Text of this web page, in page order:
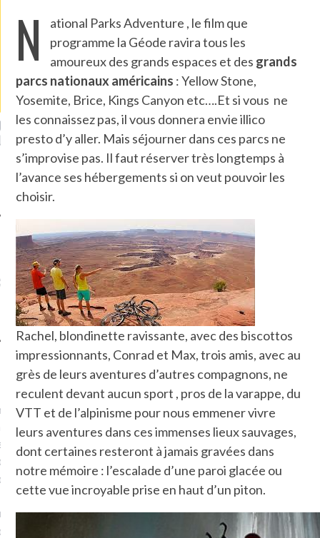
ATTACHÉS À LA
DE L’AMBASSADE
À PARIS. POURQUOI
? POUR QUI ?
UN GRONDIN FOURRÉ AUX
CHAMPIGNONS ET AUX
LARDONS DANS LA HALLE
DE DAX. ET POURQUOI PAS
?
MES DERNIERS
SUR FACEBOOK
QUI MARCHE
journaliste à France
toujours aimé marcher.
conquis mais en
Je ne suis pas une
je le garde pour ce
je sens, j’entends, je
N
ational Parks Adventure , le film que
programme la Géode ravira tous les
amoureux des grands espaces et des grands
parcs nationaux américains : Yellow Stone,
Yosemite, Brice, Kings Canyon etc….Et si vous ne
les connaissez pas, il vous donnera envie illico
presto d’y aller. Mais séjourner dans ces parcs ne
s’improvise pas. Il faut réserver très longtemps à
l’avance ses hébergements si on veut pouvoir les
choisir.
Rachel, blondinette ravissante, avec des biscottos
impressionnants, Conrad et Max, trois amis, avec au
grès de leurs aventures d’autres compagnons, ne
reculent devant aucun sport , pros de la varappe, du
VTT et de l’alpinisme pour nous emmener vivre
leurs aventures dans ces immenses lieux sauvages,
dont certaines resteront à jamais gravées dans
notre mémoire : l’escalade d’une paroi glacée ou
cette vue incroyable prise en haut d’un piton.